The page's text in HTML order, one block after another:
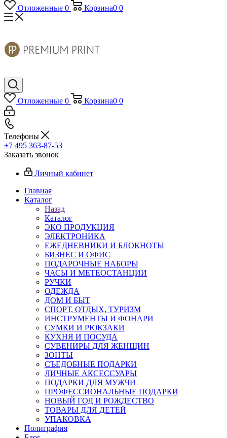
Отложенные 0 Корзина0 0
Отложенные 0 Корзина0 0
Телефоны
+7 495 363-87-53
Заказать звонок
Личный кабинет
Главная
Каталог
Назад
Каталог
ЭКО ПРОДУКЦИЯ
ЭЛЕКТРОНИКА
ЕЖЕДНЕВНИКИ И БЛОКНОТЫ
БИЗНЕС И ОФИС
ПОДАРОЧНЫЕ НАБОРЫ
ЧАСЫ И МЕТЕОСТАНЦИИ
РУЧКИ
ОДЕЖДА
ДОМ И БЫТ
СПОРТ, ОТДЫХ, ТУРИЗМ
ИНСТРУМЕНТЫ И ФОНАРИ
СУМКИ И РЮКЗАКИ
КУХНЯ И ПОСУДА
СУВЕНИРЫ ДЛЯ ЖЕНЩИН
ЗОНТЫ
СЪЕДОБНЫЕ ПОДАРКИ
ЛИЧНЫЕ АКСЕССУАРЫ
ПОДАРКИ ДЛЯ МУЖЧИ
ПРОФЕССИОНАЛЬНЫЕ ПОДАРКИ
НОВЫЙ ГОД И РОЖДЕСТВО
ТОВАРЫ ДЛЯ ДЕТЕЙ
УПАКОВКА
Полиграфия